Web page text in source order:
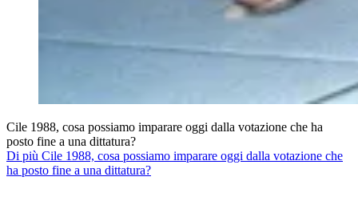
Cile 1988, cosa possiamo imparare oggi dalla votazione che ha
posto fine a una dittatura?
Di più Cile 1988, cosa possiamo imparare oggi dalla votazione che
ha posto fine a una dittatura?